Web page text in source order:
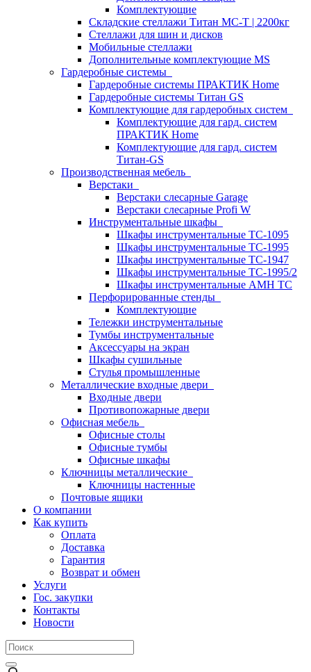
Комплектующие
Складские стеллажи Титан МС-Т | 2200кг
Стеллажи для шин и дисков
Мобильные стеллажи
Дополнительные комплектующие MS
Гардеробные системы
Гардеробные системы ПРАКТИК Home
Гардеробные системы Титан GS
Комплектующие для гардеробных систем
Комплектующие для гард. систем
ПРАКТИК Home
Комплектующие для гард. систем
Титан-GS
Производственная мебель
Верстаки
Верстаки слесарные Garage
Верстаки слесарные Profi W
Инструментальные шкафы
Шкафы инструментальные TC-1095
Шкафы инструментальные TC-1995
Шкафы инструментальные TC-1947
Шкафы инструментальные TC-1995/2
Шкафы инструментальные AMH TC
Перфорированные стенды
Комплектующие
Тележки инструментальные
Тумбы инструментальные
Аксессуары на экран
Шкафы сушильные
Стулья промышленные
Металлические входные двери
Входные двери
Противопожарные двери
Офисная мебель
Офисные столы
Офисные тумбы
Офисные шкафы
Ключницы металлические
Ключницы настенные
Почтовые ящики
О компании
Как купить
Оплата
Доставка
Гарантия
Возврат и обмен
Услуги
Гос. закупки
Контакты
Новости